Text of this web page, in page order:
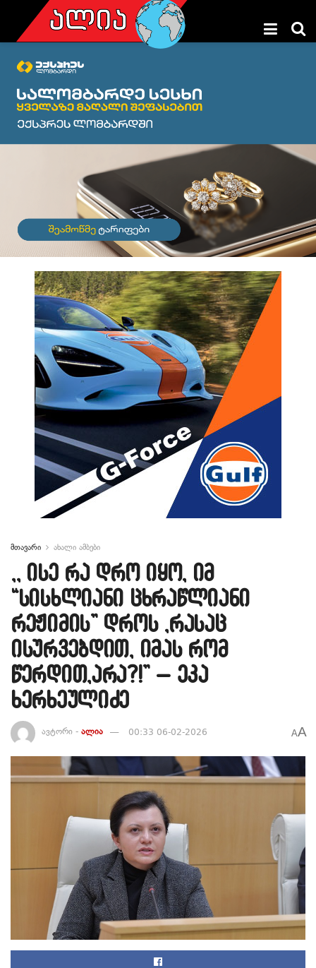
მთავარი ახალი ამბები
,, ისე რა დრო იყო, იმ
“სისხლიანი ცხრაწლიანი
რეჟიმის” დროს ,რასაც
ისურვებდით, იმას რომ
წერდით,არა?!” – ეკა
ხერხეულიძე
ავტორი - ალია 00:33 06-02-2026 AA